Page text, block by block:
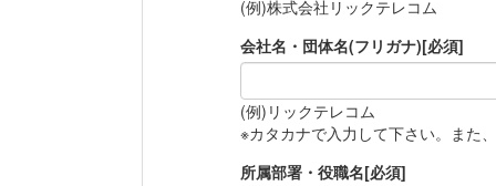
(例)株式会社リックテレコム
会社名・団体名(フリガナ)[必須]
(例)リックテレコム
※カタカナで入力して下さい。また
所属部署・役職名[必須]